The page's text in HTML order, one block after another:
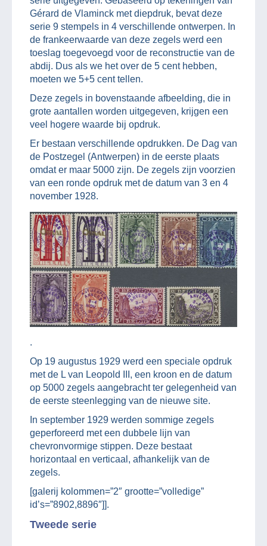
Gérard de Vlaminck met diepdruk, bevat deze
serie 9 stempels in 4 verschillende ontwerpen. In
de frankeerwaarde van deze zegels werd een
toeslag toegevoegd voor de reconstructie van de
abdij. Dus als we het over de 5 cent hebben,
moeten we 5+5 cent tellen.
Deze zegels in bovenstaande afbeelding, die in
grote aantallen worden uitgegeven, krijgen een
veel hogere waarde bij opdruk.
Er bestaan verschillende opdrukken. De Dag van
de Postzegel (Antwerpen) in de eerste plaats
omdat er maar 5000 zijn. De zegels zijn voorzien
van een ronde opdruk met de datum van 3 en 4
november 1928.
.
Op 19 augustus 1929 werd een speciale opdruk
met de L van Leopold III, een kroon en de datum
op 5000 zegels aangebracht ter gelegenheid van
de eerste steenlegging van de nieuwe site.
In september 1929 werden sommige zegels
geperforeerd met een dubbele lijn van
chevronvormige stippen. Deze bestaat
horizontaal en verticaal, afhankelijk van de
zegels.
[galerij kolommen=”2″ grootte=”volledige”
id’s=”8902,8896″]].
Tweede serie